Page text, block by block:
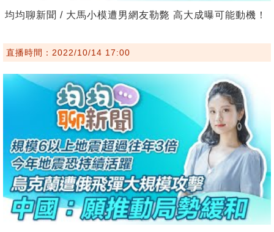
均均聊新聞 / 大馬小模遭男網友勒斃 高大成曝可能動機！
直播時間：2022/10/14 17:00